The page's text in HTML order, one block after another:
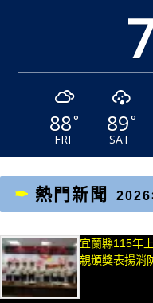
88°
FRI
89°
SAT
熱門新聞 2026
宜蘭縣115年
親頒獎表揚消